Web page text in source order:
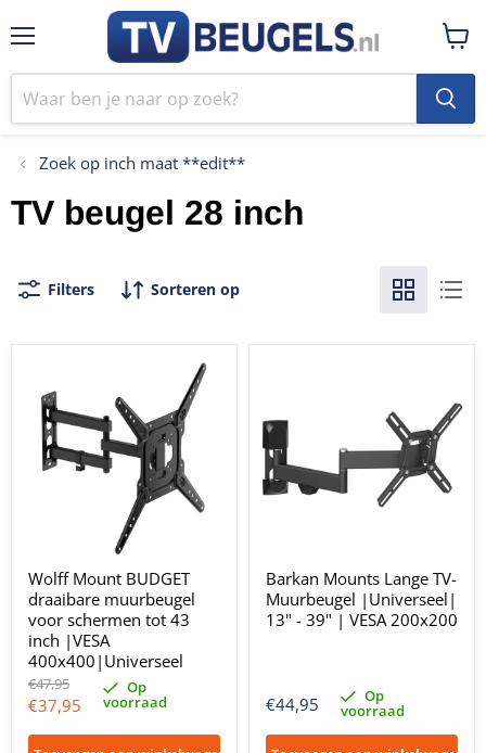
Zoek op inch maat **edit**
TV beugel 28 inch
Filters Sorteren op
Wolff Mount BUDGET
draaibare muurbeugel
voor schermen tot 43
inch |VESA
400x400|Universeel
Oorspronkelijke
prijs
€47,95
Huidige
prijs
€37,95
Op
voorraad
Barkan Mounts Lange TV-
Muurbeugel |Universeel|
13" - 39" | VESA 200x200
€44,95 Op
voorraad